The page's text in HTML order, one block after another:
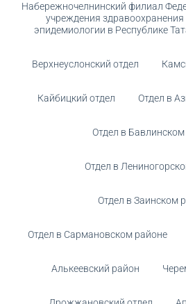
Набережночелнинский филиал
учреждения здравоохранения
эпидемиологии в Республике
Верхнеуслонский отдел
Кайбицкий отдел Отдел в
Отдел в
Отдел в
Отдел в Заинском
Отдел в Сармановском районе
Алькеевский район